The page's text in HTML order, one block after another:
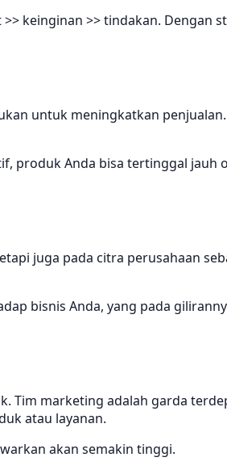
keinginan >> tindakan.
untuk meningkatkan
produk Anda bisa tertinggal
juga pada citra perusahaan
bisnis Anda, yang pada
marketing adalah garda
atau layanan.
akan semakin tinggi.